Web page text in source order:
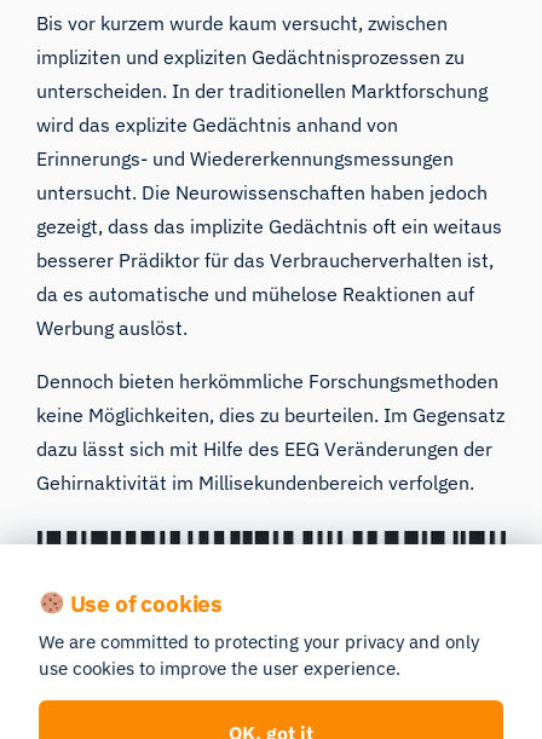
Bis vor kurzem wurde kaum versucht, zwischen
impliziten und expliziten Gedächtnisprozessen zu
unterscheiden. In der traditionellen Marktforschung
wird das explizite Gedächtnis anhand von
Erinnerungs- und Wiedererkennungsmessungen
untersucht. Die Neurowissenschaften haben jedoch
gezeigt, dass das implizite Gedächtnis oft ein weitaus
besserer Prädiktor für das Verbraucherverhalten ist,
da es automatische und mühelose Reaktionen auf
Werbung auslöst.
Dennoch bieten herkömmliche Forschungsmethoden
keine Möglichkeiten, dies zu beurteilen. Im Gegensatz
dazu lässt sich mit Hilfedes EEG Veränderungen der
Gehirnaktivität im Millisekundenbereich verfolgen.
Use of cookies
We are committed to protecting your privacy and only
use cookies to improve the user experience.
OK, got it